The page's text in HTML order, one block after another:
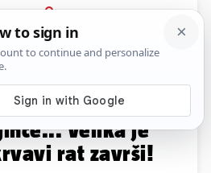
PRIJAVA
News Komentari
Putina da
Velika je
rat završi!